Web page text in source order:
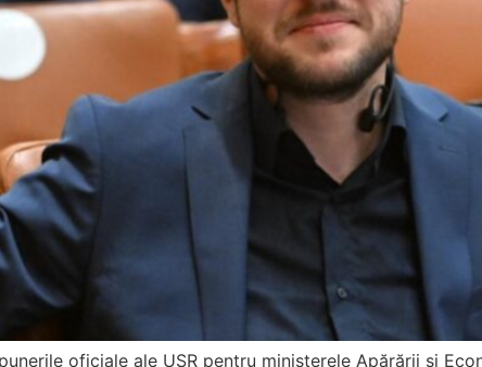
oficiale ale USR pentru ministerele Apărării și